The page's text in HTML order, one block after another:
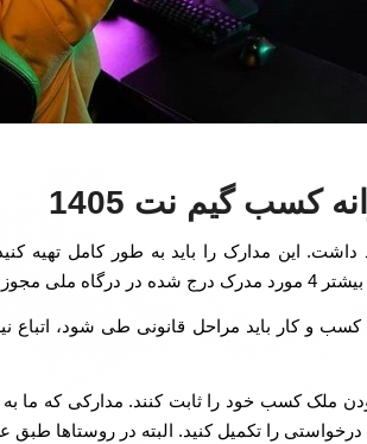
کسب گیم نت 1405
این مدارک را باید به طور کامل تهیه
و کار باید مراحل قانونی طی شود، اتباع نیز
ملک کسب خود را ثابت کنند. مدارکی که ما
درخواستی را تکمیل کنید. البته در روستاها